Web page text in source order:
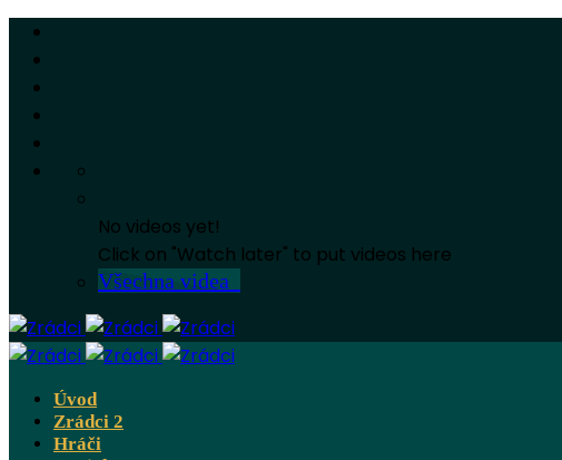
No videos yet!
Click on "Watch later" to put videos here
Všechna videa
Úvod
Zrádci 2
Hráči